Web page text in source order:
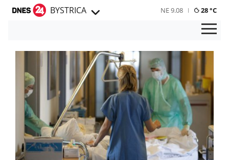
BYSTRICA NE 9.08 28 °C